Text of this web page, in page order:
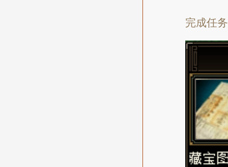
完成任